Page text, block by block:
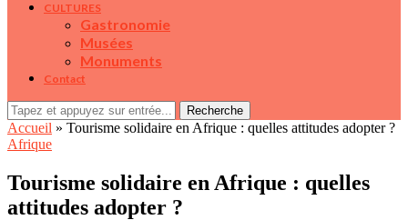
CULTURES
Gastronomie
Musées
Monuments
Contact
Recherche
Accueil » Tourisme solidaire en Afrique : quelles attitudes adopter ?
Afrique
Tourisme solidaire en Afrique : quelles
attitudes adopter ?